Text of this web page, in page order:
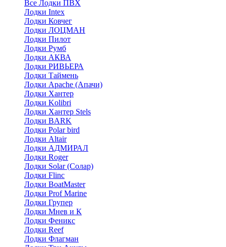
Все Лодки ПВХ
Лодки Intex
Лодки Ковчег
Лодки ЛОЦМАН
Лодки Пилот
Лодки Румб
Лодки АКВА
Лодки РИВЬЕРА
Лодки Таймень
Лодки Apache (Апачи)
Лодки Хантер
Лодки Kolibri
Лодки Хантер Stels
Лодки BARK
Лодки Polar bird
Лодки Altair
Лодки АДМИРАЛ
Лодки Roger
Лодки Solar (Солар)
Лодки Flinc
Лодки BoatMaster
Лодки Prof Marine
Лодки Групер
Лодки Мнев и К
Лодки Феникс
Лодки Reef
Лодки Флагман